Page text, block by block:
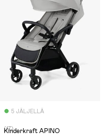
5 JÄLJELLÄ
(17)
Kinderkraft APINO